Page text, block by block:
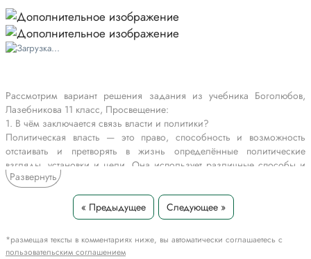
Рассмотрим вариант решения задания из учебника Боголюбов,
Лазебникова 11 класс, Просвещение:
1. В чём заключается связь власти и политики?
Политическая власть — это право, способность и возможность
отстаивать и претворять в жизнь определённые политические
взгляды, установки и цели. Она использует различные способы и
средства воздействия политических субъектов, в первую очередь
государства, на поведение социальных общностей людей,
организаций для управления, координации, согласования
интересов всех членов общества и подчинения их единой
политической воле.
Тесно связанные между собой понятия «политика» и «власть» — это
Развернуть
« Предыдущее Следующее »
*размещая тексты в комментариях ниже, вы автоматически соглашаетесь с
пользовательским соглашением